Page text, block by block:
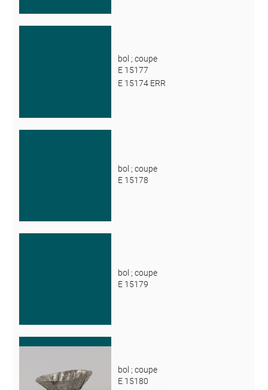
bol ; coupe
E 15177
E 15174 ERR
bol ; coupe
E 15178
bol ; coupe
E 15179
bol ; coupe
E 15180